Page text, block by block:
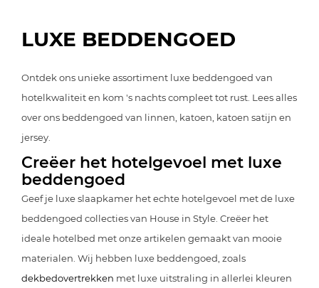
LUXE BEDDENGOED
Ontdek ons unieke assortiment luxe beddengoed van
hotelkwaliteit en kom 's nachts compleet tot rust. Lees alles
over ons beddengoed van linnen, katoen, katoen satijn en
jersey.
Creëer het hotelgevoel met luxe
beddengoed
Geef je luxe slaapkamer het echte hotelgevoel met de luxe
beddengoed collecties van House in Style. Creëer het
ideale hotelbed met onze artikelen gemaakt van mooie
materialen. Wij hebben luxe beddengoed, zoals
dekbedovertrekken met luxe uitstraling in allerlei kleuren